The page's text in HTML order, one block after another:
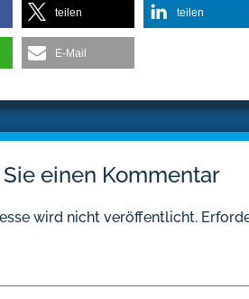
teilen teilen
E-Mail
einen Kommentar
wird nicht veröffentlicht.